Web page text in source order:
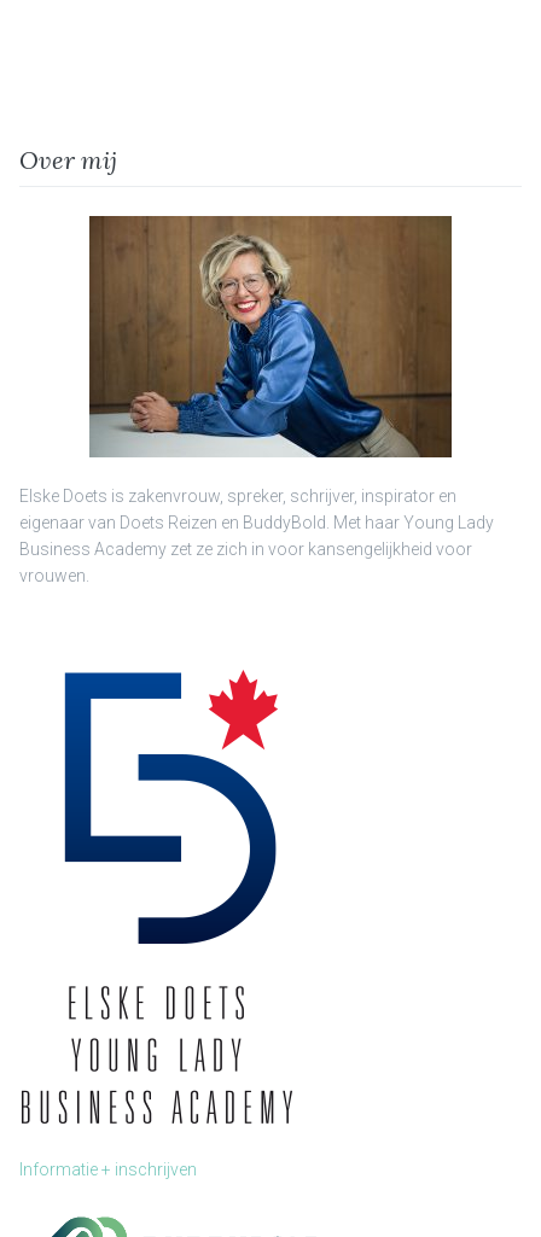
Over mij
Elske Doets is zakenvrouw, spreker, schrijver, inspirator en
eigenaar van Doets Reizen en BuddyBold. Met haar Young Lady
Business Academy zet ze zich in voor kansengelijkheid voor
vrouwen.
Informatie + inschrijven